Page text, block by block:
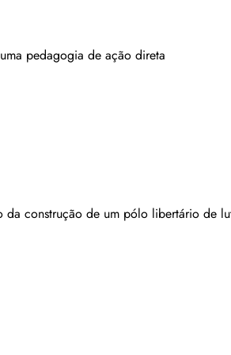
pedagogia de ação direta
da construção de um pólo libertário de